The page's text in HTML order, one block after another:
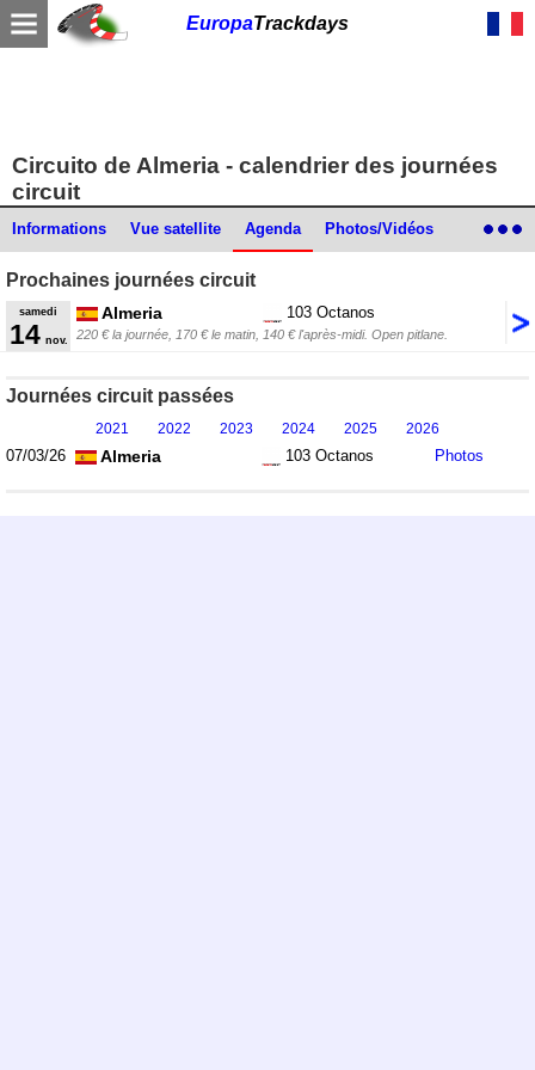
EuropaTrackdays
Circuito de Almeria - calendrier des journées
circuit
Informations Vue satellite Agenda Photos/Vidéos
Liens/Commentaires
Prochaines journées circuit
samedi
14 nov.
Almeria 103 Octanos
220 € la journée, 170 € le matin, 140 € l'après-midi. Open pitlane.
Journées circuit passées
2021 2022 2023 2024 2025 2026
07/03/26 Almeria 103 Octanos Photos